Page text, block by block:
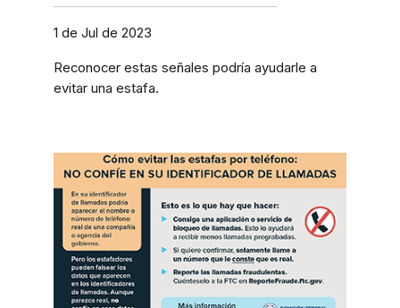
1 de Jul de 2023
Reconocer estas señales podría ayudarle a
evitar una estafa.